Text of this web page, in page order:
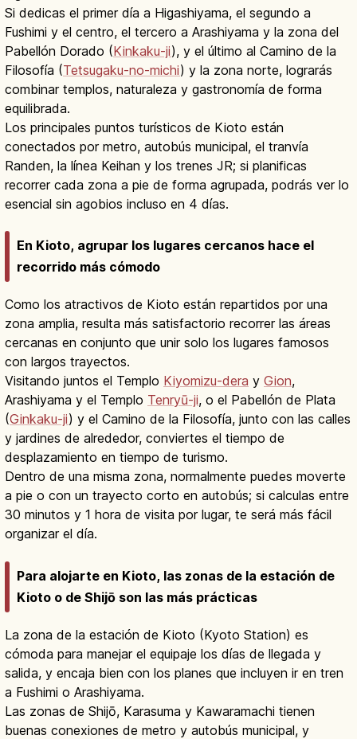
Si dedicas el primer día a Higashiyama, el segundo a
Fushimi y el centro, el tercero a Arashiyama y la zona del
Pabellón Dorado (Kinkaku-ji), y el último al Camino de la
Filosofía (Tetsugaku-no-michi) y la zona norte, lograrás
combinar templos, naturaleza y gastronomía de forma
equilibrada.
Los principales puntos turísticos de Kioto están
conectados por metro, autobús municipal, el tranvía
Randen, la línea Keihan y los trenes JR; si planificas
recorrer cada zona a pie de forma agrupada, podrás ver lo
esencial sin agobios incluso en 4 días.
En Kioto, agrupar los lugares cercanos hace el
recorrido más cómodo
Como los atractivos de Kioto están repartidos por una
zona amplia, resulta más satisfactorio recorrer las áreas
cercanas en conjunto que unir solo los lugares famosos
con largos trayectos.
Visitando juntos el Templo Kiyomizu-dera y Gion,
Arashiyama y el Templo Tenryū-ji, o el Pabellón de Plata
(Ginkaku-ji) y el Camino de la Filosofía, junto con las calles
y jardines de alrededor, conviertes el tiempo de
desplazamiento en tiempo de turismo.
Dentro de una misma zona, normalmente puedes moverte
a pie o con un trayecto corto en autobús; si calculas entre
30 minutos y 1 hora de visita por lugar, te será más fácil
organizar el día.
Para alojarte en Kioto, las zonas de la estación de
Kioto o de Shijō son las más prácticas
La zona de la estación de Kioto (Kyoto Station) es
cómoda para manejar el equipaje los días de llegada y
salida, y encaja bien con los planes que incluyen ir en tren
a Fushimi o Arashiyama.
Las zonas de Shijō, Karasuma y Kawaramachi tienen
buenas conexiones de metro y autobús municipal, y